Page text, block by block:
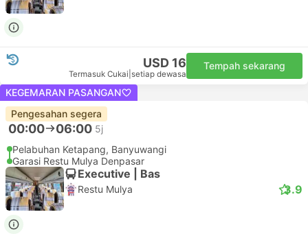
USD 16
Termasuk Cukai setiap dewasa
Tempah sekarang
KEGEMARAN PASANGAN
Pengesahan segera
00:00 06:00 5j
Pelabuhan Ketapang, Banyuwangi
Garasi Restu Mulya Denpasar
Executive | Bas
Restu Mulya 3.9